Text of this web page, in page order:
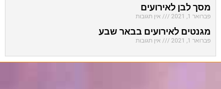
מסך לבן לאירועים
פברואר 1, 2021 אין תגובות
מגנטים לאירועים בבאר שבע
פברואר 1, 2021 אין תגובות